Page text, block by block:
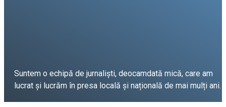
Suntem o echipă de jurnaliști, deocamdată mică, care am
lucrat și lucrăm în presa locală și națională de mai mulți ani.